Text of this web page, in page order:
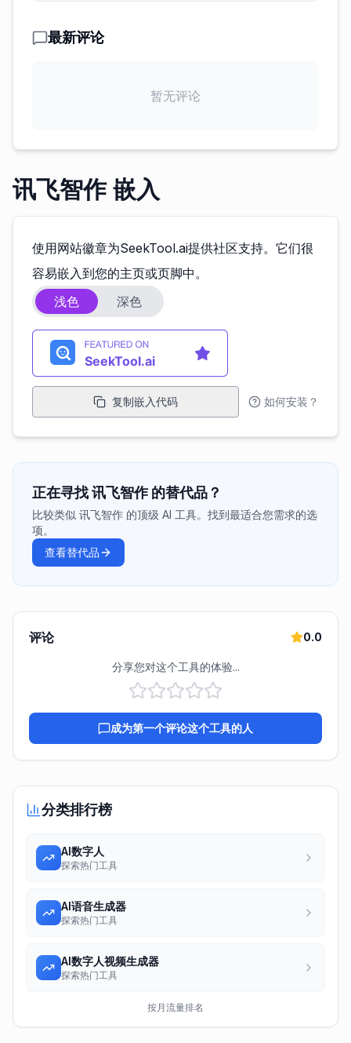
最新评论
暂无评论
讯飞智作 嵌入
使用网站徽章为SeekTool.ai提供社区支持。它们很
容易嵌入到您的主页或页脚中。
浅色
深色
复制嵌入代码 如何安装？
正在寻找 讯飞智作 的替代品？
比较类似 讯飞智作 的顶级 AI 工具。找到最适合您需求的选
项。
查看替代品
评论 0.0
分享您对这个工具的体验...
成为第一个评论这个工具的人
分类排行榜
AI数字人
探索热门工具
AI语音生成器
探索热门工具
AI数字人视频生成器
探索热门工具
按月流量排名